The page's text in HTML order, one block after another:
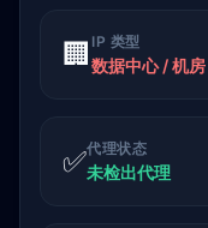
🏢 IP 类型
数据中心 / 机房
✅代理状态
未检出代理